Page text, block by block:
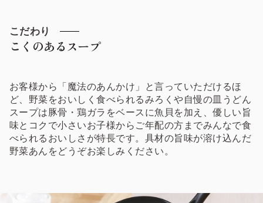
こだわり
こくのあるスープ
お客様から「魔法のあんかけ」と言っていただけるほ
ど、野菜をおいしく食べられるみろくや自慢の皿うどん
スープは豚骨・鶏ガラをベースに魚貝を加え、優しい旨
味とコクで小さいお子様からご年配の方までみんなで食
べられるおいしさが特長です。具材の旨味が溶け込んだ
野菜あんをどうぞお楽しみください。